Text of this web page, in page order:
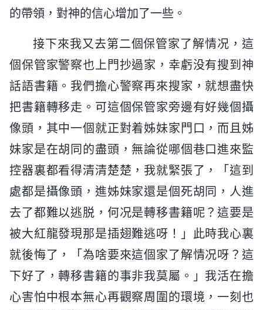
的帶領，對神的信心增加了一些。
接下來我又去第二個保管家了解情况，這
個保管家警察也上門抄過家，幸虧没有搜到神
話語書籍。我們擔心警察再來搜家，就想盡快
把書籍轉移走。可這個保管家旁邊有好幾個攝
像頭，其中一個就正對着姊妹家門口，而且姊
妹家是在胡同的盡頭，無論從哪個巷口進來監
控器裏都看得清清楚楚，我就緊張了，「這到
處都是攝像頭，進姊妹家還是個死胡同，人進
去了都難以逃脱，何况是轉移書籍呢？這要是
被大紅龍發現那是插翅難逃呀！」此時我心裏
就後悔了，「為啥要來這個家了解情况呀？這
下好了，轉移書籍的事非我莫屬。」我活在擔
心害怕中根本無心再觀察周圍的環境，一刻也